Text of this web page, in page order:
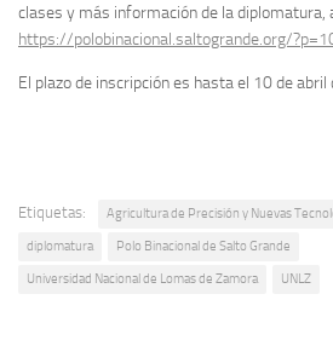
clases y más información de la diplomatura,
https://polobinacional.saltogrande.org/
El plazo de inscripción es hasta el 10 de
Etiquetas: Agricultura de Precisión y Nuevas
diplomatura Polo Binacional de Salto Grande
Universidad Nacional de Lomas de Zamora UNLZ